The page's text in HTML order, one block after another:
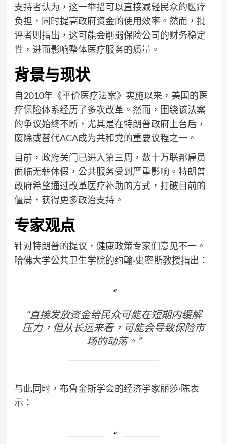
支持者认为，这一举措可以直接减轻民众的医疗
负担，同时提高政府资金的使用效率。然而，批
评者则指出，这可能会削弱保险公司的财务稳定
性，进而影响整体医疗服务的质量。
背景与现状
自2010年《平价医疗法案》实施以来，美国的医
疗保险体系经历了多次改革。然而，围绕该法案
的争议始终不断，尤其是在特朗普政府上台后，
废除或替代ACA成为共和党的重要议程之一。
目前，政府关门已进入第三周，数十万联邦雇员
面临无薪休假，公共服务受到严重影响。特朗普
政府希望通过改革医疗补助的方式，打破目前的
僵局，获得更多政治支持。
专家观点
针对特朗普的提议，健康政策专家们意见不一。
哈佛大学公共卫生学院的约翰·史密斯教授指出：
“直接发放资金给民众可能在短期内缓解
压力，但从长远来看，可能会导致保险市
场的动荡。”
与此同时，布鲁金斯学会的经济学家丽莎·陈表
示：